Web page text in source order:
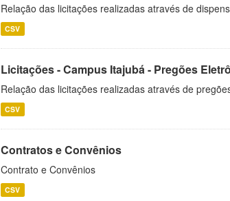
Relação das licitações realizadas através de
CSV
Licitações - Campus Itajubá - Pregões
Relação das licitações realizadas através de
CSV
Contratos e Convênios
Contrato e Convênios
CSV